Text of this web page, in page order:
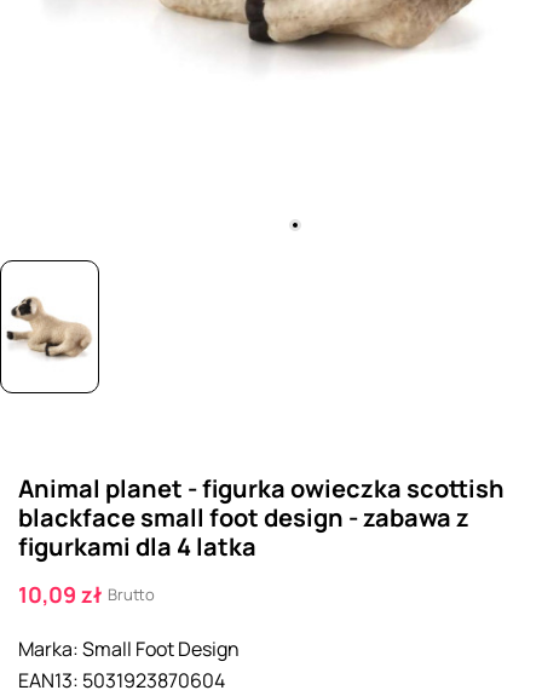
Animal planet - figurka owieczka scottish
blackface small foot design - zabawa z
figurkami dla 4 latka
10,09 zł Brutto
Marka:Small Foot Design
EAN13: 5031923870604